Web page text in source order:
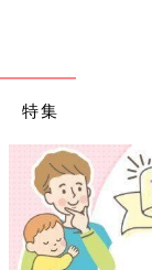
特集
【ワクチン接種で